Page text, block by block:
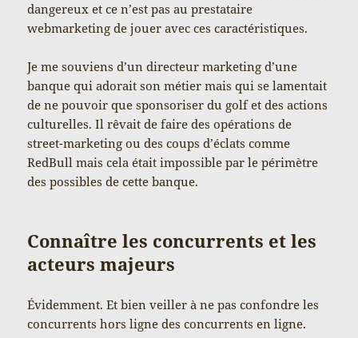
dangereux et ce n’est pas au prestataire
webmarketing de jouer avec ces caractéristiques.
Je me souviens d’un directeur marketing d’une
banque qui adorait son métier mais qui se lamentait
de ne pouvoir que sponsoriser du golf et des actions
culturelles. Il rêvait de faire des opérations de
street-marketing ou des coups d’éclats comme
RedBull mais cela était impossible par le périmètre
des possibles de cette banque.
Connaître les concurrents et les
acteurs majeurs
Évidemment. Et bien veiller à ne pas confondre les
concurrents hors ligne des concurrents en ligne.